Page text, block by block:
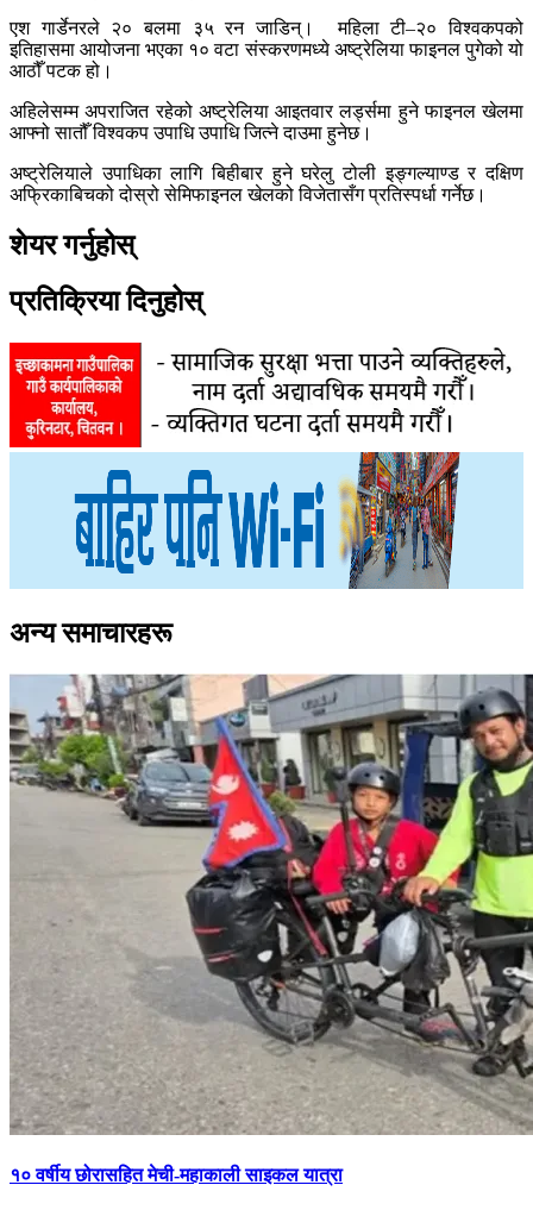
एश गार्डेनरले २० बलमा ३५ रन जाडिन्। महिला टी–२० विश्वकपको
इतिहासमा आयोजना भएका १० वटा संस्करणमध्ये अष्ट्रेलिया फाइनल पुगेको यो
आठौँ पटक हो।
अहिलेसम्म अपराजित रहेको अष्ट्रेलिया आइतवार लर्ड्समा हुने फाइनल खेलमा
आफ्नो सातौँ विश्वकप उपाधि उपाधि जित्ने दाउमा हुनेछ।
अष्ट्रेलियाले उपाधिका लागि बिहीबार हुने घरेलु टोली इङ्गल्याण्ड र दक्षिण
अफ्रिकाबिचको दोस्रो सेमिफाइनल खेलको विजेतासँग प्रतिस्पर्धा गर्नेछ।
शेयर गर्नुहोस्
प्रतिक्रिया दिनुहोस्
अन्य समाचारहरू
१० वर्षीय छोरासहित मेची-महाकाली साइकल यात्रा